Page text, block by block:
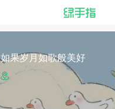
如果岁月如歌般美好